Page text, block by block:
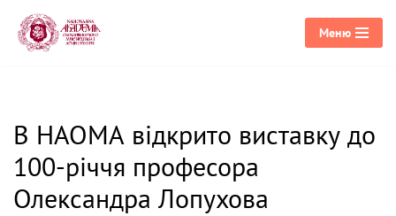
Перейти
Меню
В НАОМА відкрито виставку до
100-річчя професора
Олександра Лопухова